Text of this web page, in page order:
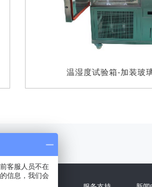
温湿度试验箱-加装玻璃门
客服人员不在
信息，我们会